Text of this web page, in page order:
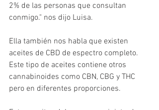
2% de las personas que consultan
conmigo." nos dijo Luisa.
Ella también nos habla que existen
aceites de CBD de espectro completo.
Este tipo de aceites contiene otros
cannabinoides como CBN, CBG y THC
pero en diferentes proporciones.